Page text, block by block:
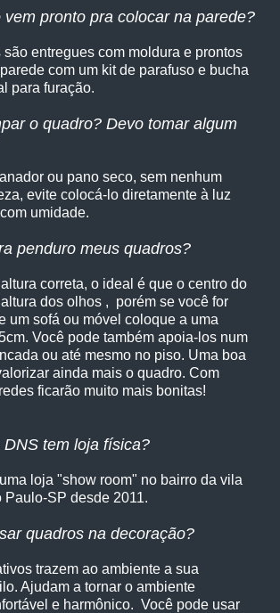
vem pronto pra colocar na parede?
são entregues com moldura e prontos
com um kit de parafuso e bucha
para furação.
o quadro? Devo tomar algum
ou pano seco, sem nenhum
evite colocá-lo diretamente à luz
umidade.
penduro meus quadros?
correta, o ideal é que o centro do
dos olhos , porém se você for
um sofá ou móvel coloque a uma
Você pode também apoia-los num
ou até mesmo no piso. Uma boa
ainda mais o quadro. Com
ficarão muito mais bonitas!
DNS tem loja física?
loja "show room" no bairro da vila
Paulo-SP desde 2011.
quadros na decoração?
trazem ao ambiente a sua
Ajudam a tornar o ambiente
e harmônico. Você pode usar